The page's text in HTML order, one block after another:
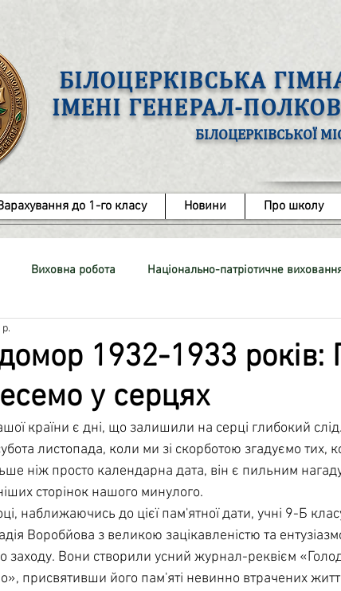
БІЛОЦЕРКІВСЬКА
ІМЕНІ ГЕНЕРАЛ-
БІЛОЦЕРКІВСЬКОЇ
до 1-го класу Новини Про школу
Виховна робота Національно-патріотичне
робота
Бібліотечний центр Психологічна служба
1932-1933 років:
у серцях
країни є дні, що залишили на серці глибокий
листопада, коли ми зі скорботою згадуємо тих,
ніж просто календарна дата, він є пильним
сторінок нашого минулого.
наближаючись до цієї пам'ятної дати, учні 9-Б класу
Воробйова з великою зацікавленістю та
заходу. Вони створили усний журнал-реквієм
присвятивши його пам'яті невинно втрачених